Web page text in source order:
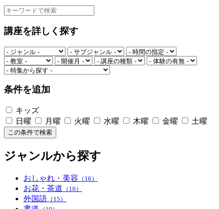
講座を詳しく探す
条件を追加
キッズ
日曜
月曜 火曜 水曜 木曜 金曜 土曜
この条件で検索
ジャンルから探す
おしゃれ・美容 （16）
お花・茶道 （10）
外国語 （15）